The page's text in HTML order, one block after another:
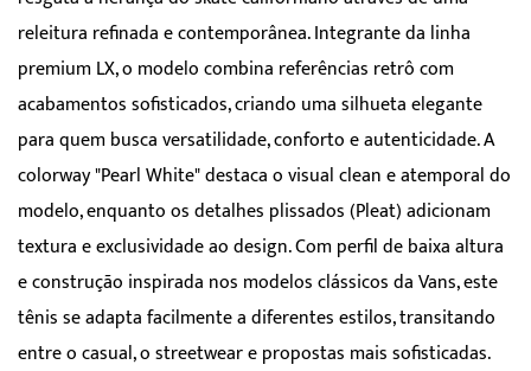
releitura refinada e contemporânea. Integrante da linha
premium LX, o modelo combina referências retrô com
acabamentos sofisticados, criando uma silhueta elegante
para quem busca versatilidade, conforto e autenticidade. A
colorway "Pearl White" destaca o visual clean e atemporal do
modelo, enquanto os detalhes plissados (Pleat) adicionam
textura e exclusividade ao design. Com perfil de baixa altura
e construção inspirada nos modelos clássicos da Vans, este
tênis se adapta facilmente a diferentes estilos, transitando
entre o casual, o streetwear e propostas mais sofisticadas.